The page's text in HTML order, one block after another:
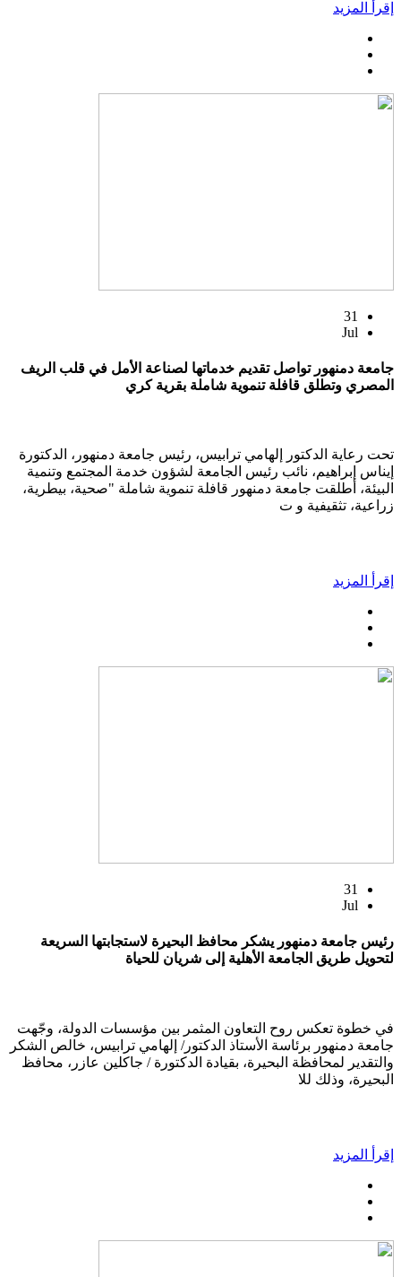
إقرأ المزيد
31
Jul
جامعة دمنهور تواصل تقديم خدماتها لصناعة الأمل في قلب الريف
المصري وتطلق قافلة تنموية شاملة بقرية كري
تحت رعاية الدكتور إلهامي ترابيس، رئيس جامعة دمنهور، الدكتورة
إيناس إبراهيم، نائب رئيس الجامعة لشؤون خدمة المجتمع وتنمية
البيئة، أطلقت جامعة دمنهور قافلة تنموية شاملة "صحية، بيطرية،
زراعية، تثقيفية و ت
إقرأ المزيد
31
Jul
رئيس جامعة دمنهور يشكر محافظ البحيرة لاستجابتها السريعة
لتحويل طريق الجامعة الأهلية إلى شريان للحياة
في خطوة تعكس روح التعاون المثمر بين مؤسسات الدولة، وجّهت
جامعة دمنهور برئاسة الأستاذ الدكتور/ إلهامي ترابيس، خالص الشكر
والتقدير لمحافظة البحيرة، بقيادة الدكتورة / جاكلين عازر، محافظ
البحيرة، وذلك للا
إقرأ المزيد